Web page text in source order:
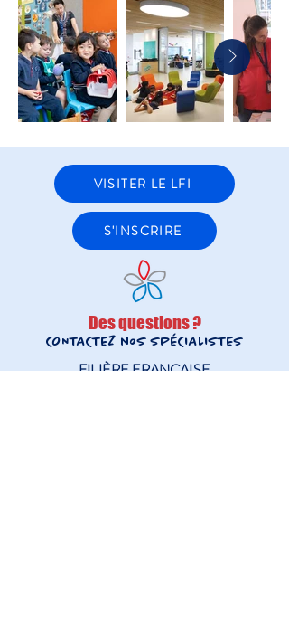
VISITER LE LFI
S'INSCRIRE
Des questions ?
CONTACTEZ noS SPÉCIALISTES
FILIÈRE FRANÇAISE